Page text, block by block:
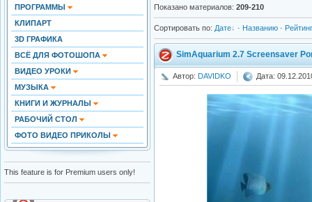
ПРОГРАММЫ
КЛИПАРТ
3D ГРАФИКА
ВСЁ ДЛЯ ФОТОШОПА
ВИДЕО УРОКИ
МУЗЫКА
КНИГИ И ЖУРНАЛЫ
РАБОЧИЙ СТОЛ
ФОТО ВИДЕО ПРИКОЛЫ
This feature is for Premium users only!
Показано материалов: 209-210
Сортировать по: Дате · Названию ·
SimAquarium 2.7 Screensaver
Автор: DAVIDKO Дата: